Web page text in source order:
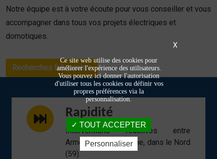
Notre équipe est à votre écoute pour vous conseiller et vous
accompagner dans tous vos projets électriques et
domotiques.
Recherches fréquentes
Rapidité
Interventions réactives entre
Armentières et Lomme, dans le Nord
(59).
X
Ce site web utilise des cookies pour
améliorer l'expérience des utilisateurs.
Vous pouvez ici donner l'autorisation
d'utiliser tous les cookies ou définir vos
propres préférences via la
personnalisation.
TOUT ACCEPTER
Personnaliser